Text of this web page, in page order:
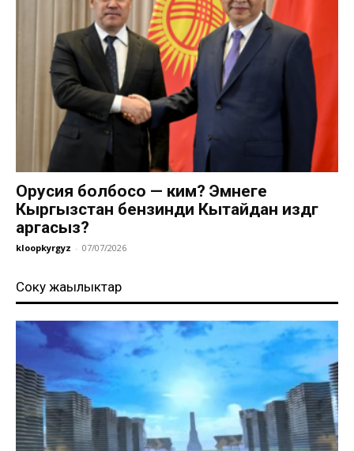
Орусия болбосо — ким? Эмнеге
Кыргызстан бензинди Кытайдан издөөгө
аргасыз?
kloopkyrgyz - 07/07/2026
Соңку жаңылыктар